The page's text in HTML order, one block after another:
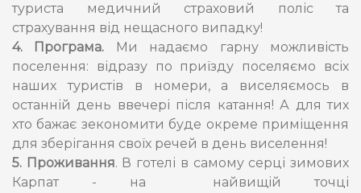
туриста медичний страховий поліс та
страхування від нещасного випадку!
4. Програма. Ми надаємо гарну можливість
поселення: відразу по приїзду поселяємо всіх
наших туристів в номери, а виселяємось в
останній день ввечері після катання! А для тих
хто бажає зекономити буде окреме приміщення
для зберігання своїх речей в день виселення!
5. Проживання. В готелі в самому серці зимових
Карпат - на найвищій точці